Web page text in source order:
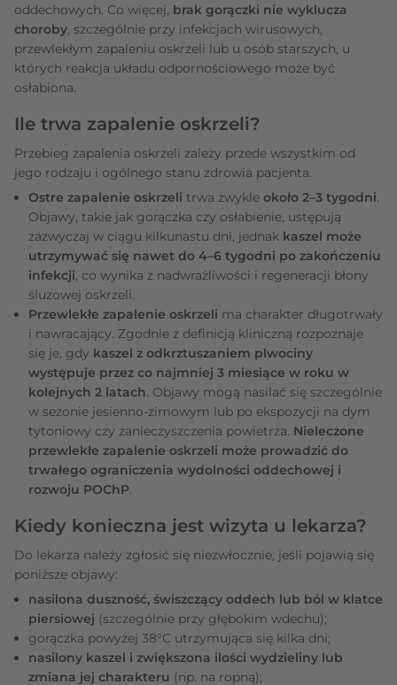
oddechowych. Co więcej, brak gorączki nie wyklucza
choroby, szczególnie przy infekcjach wirusowych,
przewlekłym zapaleniu oskrzeli lub u osób starszych, u
których reakcja układu odpornościowego może być
osłabiona.
Ile trwa zapalenie oskrzeli?
Przebieg zapalenia oskrzeli zależy przede wszystkim od
jego rodzaju i ogólnego stanu zdrowia pacjenta.
Ostre zapalenie oskrzeli trwa zwykle około 2–3 tygodni.
Objawy, takie jak gorączka czy osłabienie, ustępują
zazwyczaj w ciągu kilkunastu dni, jednak kaszel może
utrzymywać się nawet do 4–6 tygodni po zakończeniu
infekcji, co wynika z nadwrażliwości i regeneracji błony
śluzowej oskrzeli.
Przewlekłe zapalenie oskrzeli ma charakter długotrwały
i nawracający. Zgodnie z definicją kliniczną rozpoznaje
się je, gdy kaszel z odkrztuszaniem plwociny
występuje przez co najmniej 3 miesiące w roku w
kolejnych 2 latach. Objawy mogą nasilać się szczególnie
w sezonie jesienno-zimowym lub po ekspozycji na dym
tytoniowy czy zanieczyszczenia powietrza. Nieleczone
przewlekłe zapalenie oskrzeli może prowadzić do
trwałego ograniczenia wydolności oddechowej i
rozwoju POChP.
Kiedy konieczna jest wizyta u lekarza?
Do lekarza należy zgłosić się niezwłocznie, jeśli pojawią się
poniższe objawy:
nasilona duszność, świszczący oddech lub ból w klatce
piersiowej (szczególnie przy głębokim wdechu);
gorączka powyżej 38°C utrzymująca się kilka dni;
nasilony kaszel i zwiększona ilości wydzieliny lub
zmiana jej charakteru (np. na ropną);